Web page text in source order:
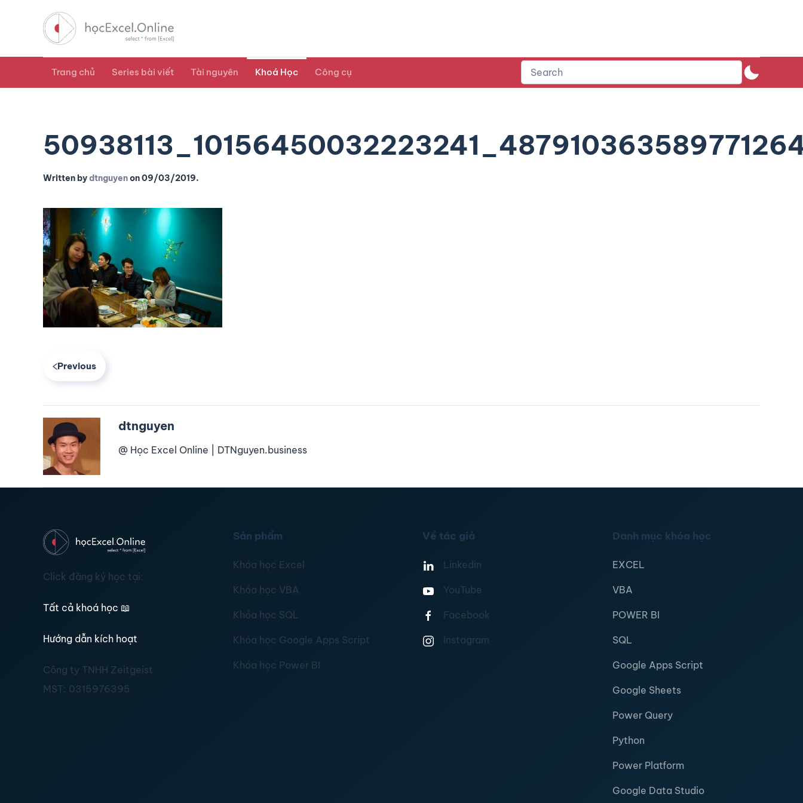
Trang chủ Series bài viết Tài nguyên Khoá Học Công cụ
Written bydtnguyenon09/03/2019.
Previous
dtnguyen
@ Học Excel Online | DTNguyen.business
Click đăng ký học tại:
Tất cả khoá học 📖
Hướng dẫn kích hoạt
Công ty TNHH Zeitgeist
MST: 0315976395
Sản phẩm
Khóa học Excel
Khóa học VBA
Khóa học SQL
Khóa học Google Apps Script
Khóa học Power BI
Về tác giả
Linkedin
YouTube
Facebook
Instagram
Danh mục khóa học
EXCEL
VBA
POWER BI
SQL
Google Apps Script
Google Sheets
Power Query
Python
Power Platform
Google Data Studio